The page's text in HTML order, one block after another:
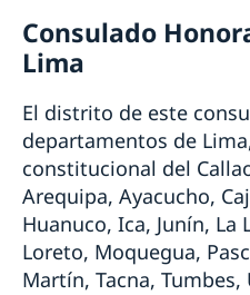
Información de viaje
Consulado
Lima
El distrito de este
departamentos de
constitucional del
Arequipa, Ayacucho,
Huanuco, Ica, Junín, La
Loreto, Moquegua,
Martín, Tacna, Tumbes,